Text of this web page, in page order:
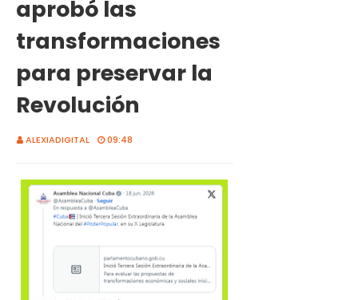
aprobó las
transformaciones
para preservar la
Revolución
ALEXIADIGITAL 09:48